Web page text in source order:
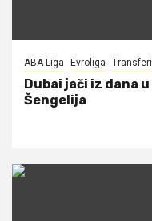
ABA Liga Evroliga Transferi
Dubai jači iz dana
Šengelija